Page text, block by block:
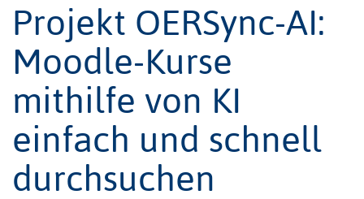
Projekt OERSync-AI:
Moodle-Kurse
mithilfe von KI
einfach und schnell
durchsuchen